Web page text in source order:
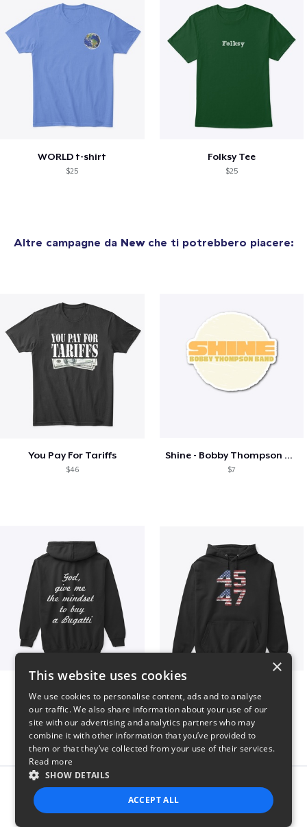
WORLD t-shirt
$25
Folksy Tee
$25
Altre campagne da Newche ti potrebbero piacere:
You Pay For Tariffs
$46
Shine - Bobby Thompson Band Merch
$7
$51 $40
Report this product
×
This website uses cookies
We use cookies to personalise content, ads and to analyse
our traffic. We also share information about your use of our
site with our advertising and analytics partners who may
combine it with other information that you’ve provided to
them or that they’ve collected from your use of their services.
Read more
SHOW DETAILS
ACCEPT ALL